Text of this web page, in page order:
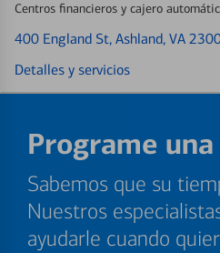
Centros financieros y cajero
400 England St, Ashland, VA
Detalles y servicios
Programe
Sabemos que su
Nuestros
ayudarle cuando